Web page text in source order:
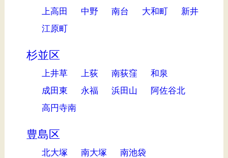
上高田 中野 南台 大和町
新井
江原町
杉並区
上井草 上荻 南荻窪
和泉
成田東
永福 浜田山
阿佐谷北
高円寺南
豊島区
北大塚 南大塚 南池袋